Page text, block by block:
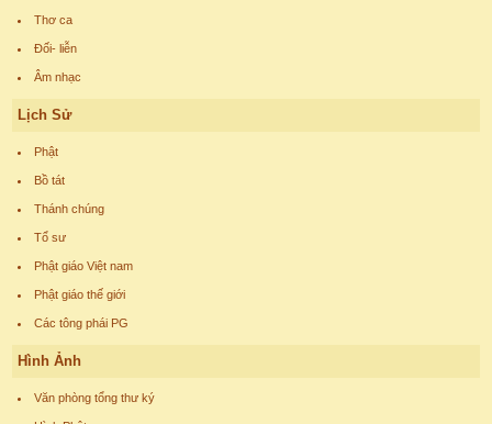
Thơ ca
Đối- liễn
Âm nhạc
Lịch Sử
Phật
Bồ tát
Thánh chúng
Tổ sư
Phật giáo Việt nam
Phật giáo thế giới
Các tông phái PG
Hình Ảnh
Văn phòng tổng thư ký